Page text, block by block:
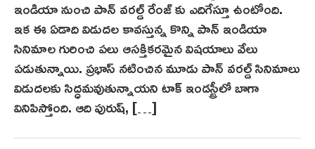
ఇండియా నుంచి పాన్ వరల్డ్ రేంజ్ కు ఎదిగేస్తూ ఉంటోంది.
ఇక ఈ ఏడాది విడుదల కావస్తున్న కొన్ని పాన్ ఇండియా
సినిమాల గురించి పలు ఆసక్తికరమైన విషయాలు వేలు
పడుతున్నాయి. ప్రభాస్ నటించిన మూడు పాన్ వరల్డ్ సినిమాలు
విడుదలకు సిద్ధమవుతున్నాయని టాక్ ఇండస్ట్రీలో బాగా
వినిపిస్తోంది. ఆది పురుష్, […]